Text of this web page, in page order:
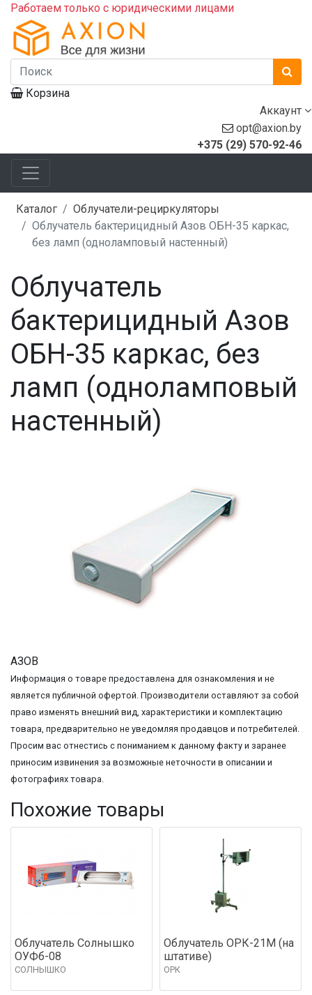
Работаем только с юридическими лицами
Корзина
Аккаунт
opt@axion.by
+375 (29) 570-92-46
Каталог
Облучатели-рециркуляторы
Облучатель бактерицидный Азов ОБН-35 каркас,
без ламп (одноламповый настенный)
Облучатель
бактерицидный Азов
ОБН-35 каркас, без
ламп (одноламповый
настенный)
АЗОВ
Информация о товаре предоставлена для ознакомления и не
является публичной офертой. Производители оставляют за собой
право изменять внешний вид, характеристики и комплектацию
товара, предварительно не уведомляя продавцов и потребителей.
Просим вас отнестись с пониманием к данному факту и заранее
приносим извинения за возможные неточности в описании и
фотографиях товара.
Похожие товары
Облучатель Солнышко
ОУФб-08
СОЛНЫШКО
Облучатель ОРК-21М (на
штативе)
ОРК